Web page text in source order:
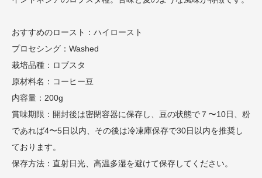
おすすめのロースト：ハイロースト
プロセシング：Washed
栽培品種：ロブスタ
原材料名：コーヒー豆
内容量：200g
賞味期限：開封後は密閉容器に保存し、豆の状態で７〜10日、粉
であれば4〜5日以内、その後は冷凍庫保存で30日以内を推奨し
ております。
保存方法：直射日光、高温多湿を避けて保存してください。